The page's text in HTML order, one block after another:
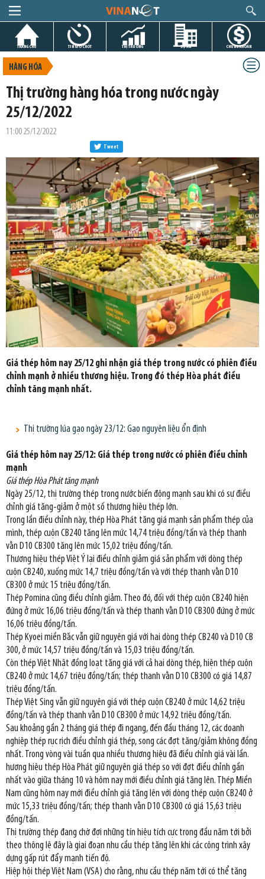
TRANG CHỦ TIN GIỜ CHÓT THỊ TRƯỜNG DỰ ÁN CHỨNG KHOÁN
HÀNG HÓA
Thị trường hàng hóa trong nước ngày
25/12/2022
11:00 25/12/2022
Tweet
Giá thép hôm nay 25/12 ghi nhận giá thép trong nước có phiên điều
chỉnh mạnh ở nhiều thương hiệu. Trong đó thép Hòa phát điều
chỉnh tăng mạnh nhất.
Thị trường lúa gạo ngày 23/12: Gạo nguyên liệu ổn định
Giá thép hôm nay 25/12: Giá thép trong nước có phiên điều chỉnh
mạnh
Giá thép Hòa Phát tăng mạnh
Ngày 25/12, thị trường thép trong nước biến động mạnh sau khi có sự điều
chỉnh giá tăng-giảm ở một số thương hiệu thép lớn.
Trong lần điều chỉnh này, thép Hòa Phát tăng giá mạnh sản phẩm thép của
mình, thép cuộn CB240 tăng lên mức 14,74 triệu đồng/tấn và thép thanh
vằn D10 CB300 tăng lên mức 15,02 triệu đồng/tấn.
Thương hiệu thép Việt Ý lại điều chỉnh giảm giá sản phẩm với dòng thép
cuộn CB240, xuống mức 14,7 triệu đồng/tấn và với thép thanh vằn D10
CB300 ở mức 15 triệu đồng/tấn.
Thép Pomina cũng điều chỉnh giảm. Theo đó, đối với thép cuộn CB240 hiện
đứng ở mức 16,06 triệu đồng/tấn và thép thanh vằn D10 CB300 đứng ở mức
16,06 triệu đồng/tấn.
Thép Kyoei miền Bắc vẫn giữ nguyên giá với hai dòng thép CB240 và D10 CB
300, ở mức 14,57 triệu đồng/tấn và 15,03 triệu đồng/tấn.
Còn thép Việt Nhật đồng loạt tăng giá với cả hai dòng thép, hiện thép cuộn
CB240 ở mức 14,67 triệu đồng/tấn; thép thanh vằn D10 CB300 có giá 14,87
triệu đồng/tấn.
Thép Việt Sing vẫn giữ nguyên giá với thép cuộn CB240 ở mức 14,62 triệu
đồng/tấn và thép thanh vằn D10 CB300 ở mức 14,92 triệu đồng/tấn.
Sau khoảng gần 2 tháng giá thép đi ngang, đến đầu tháng 12, các doanh
nghiệp thép rục rịch điều chỉnh giá thép, song các đợt tăng/giảm không đồng
nhất. Trong vòng vài tuần qua nhiều thương hiệu đã điều chỉnh giá vài lần.
hương hiệu thép Hòa Phát giữ nguyên giá thép so với đợt điều chỉnh gần
nhất vào giữa tháng 10 và hôm nay mới điều chỉnh giá tăng lên. Thép Miền
Nam cũng hôm nay mới điều chỉnh giá tăng lên với dòng thép cuộn CB240 ở
mức 15,33 triệu đồng/tấn; thép thanh vằn D10 CB300 có giá 15,63 triệu
đồng/tấn.
Thị trường thép đang chờ đợi những tín hiệu tích cực trong đầu năm tới bởi
theo thông lệ đây là giai đoạn nhu cầu thép tăng lên khi các công trình xây
dựng gấp rút đẩy mạnh tiến độ.
Hiệp hội thép Việt Nam (VSA) cho rằng, nhu cầu thép năm tới có thể tăng